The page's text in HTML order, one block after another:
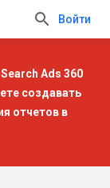
Войти
Ads 360
создавать
отчетов в